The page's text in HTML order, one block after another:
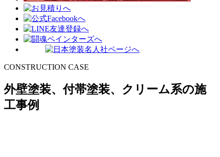
CONSTRUCTION CASE
外壁塗装、付帯塗装、クリーム系の施
工事例